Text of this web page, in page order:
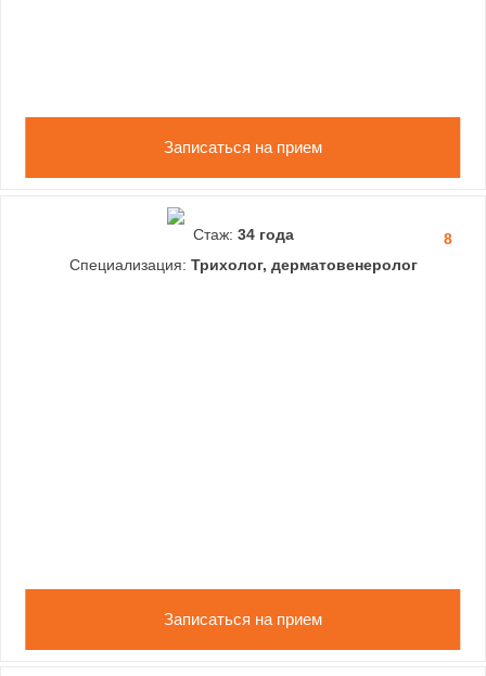
Записаться на прием
8
Стаж: 34 года
Специализация: Трихолог, дерматовенеролог
Записаться на прием